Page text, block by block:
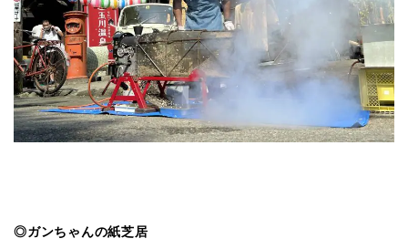
◎ガンちゃんの紙芝居